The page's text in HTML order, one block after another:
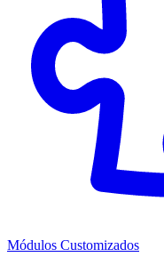
Módulos Customizados